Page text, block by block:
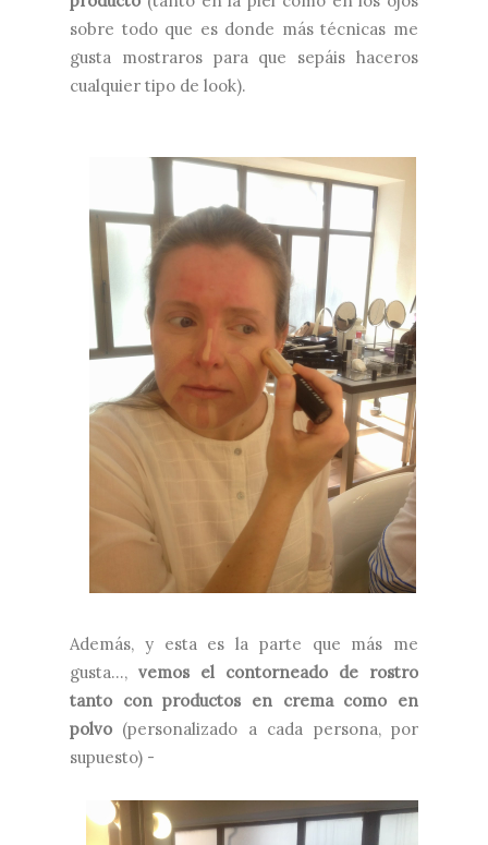
sobre todo que es donde más técnicas me
gusta mostraros para que sepáis haceros
cualquier tipo de look).
Además, y esta es la parte que más me
gusta..., vemos el contorneado de rostro
tanto con productos en crema como en
polvo (personalizado a cada persona, por
supuesto) -